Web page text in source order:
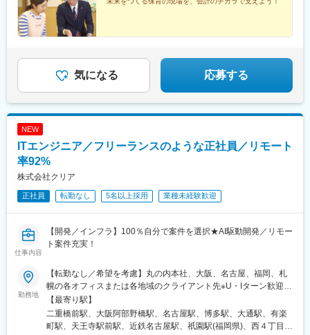
気になる 応募する
NEW
ITエンジニア／フリーランスのような正社員／リモート
率92%
株式会社クリア
正社員 転勤なし 5名以上採用 業種未経験歓迎
仕事内容
【開発／インフラ】100％自分で案件を選択★AI駆動開発／リモー
ト案件充実！
勤務地
【転勤なし／希望を考慮】丸の内本社、大阪、名古屋、福岡、札
幌の各オフィスまたは各地域のクライアント先※U・Iターン歓迎■
丸の内本社東京都千代田区丸の内二丁目6番1号 丸の内パークビ
ルディング6F◎各線「東京駅」直結、各線「二重橋前駅」 徒歩1
分■大阪オフィス大阪府大阪市阿倍野区阿倍野筋1-1-43 あべのハ
【最寄り駅】
二重橋前駅、大阪阿部野橋駅、名古屋駅、博多駅、大通駅、有楽
町駅、天王寺駅前駅、近鉄名古屋駅、祇園駅(福岡県)、西４丁目